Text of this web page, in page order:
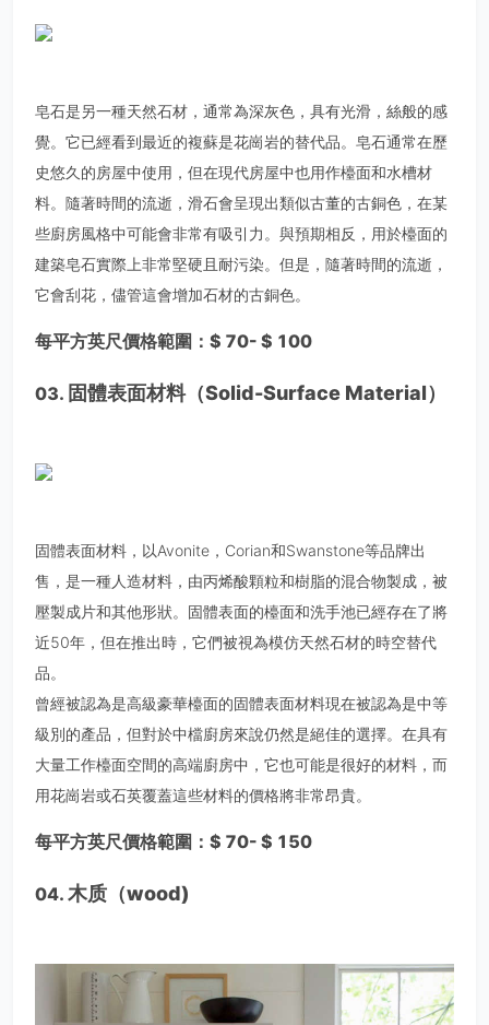
皂石是另一種天然石材，通常為深灰色，具有光滑，絲般的感
覺。它已經看到最近的複蘇是花崗岩的替代品。皂石通常在歷
史悠久的房屋中使用，但在現代房屋中也用作檯面和水槽材
料。隨著時間的流逝，滑石會呈現出類似古董的古銅色，在某
些廚房風格中可能會非常有吸引力。與預期相反，用於檯面的
建築皂石實際上非常堅硬且耐污染。但是，隨著時間的流逝，
它會刮花，儘管這會增加石材的古銅色。
每平方英尺價格範圍：$ 70- $ 100
03. 固體表面材料（Solid-Surface Material）
固體表面材料，以Avonite，Corian和Swanstone等品牌出
售，是一種人造材料，由丙烯酸顆粒和樹脂的混合物製成，被
壓製成片和其他形狀。固體表面的檯面和洗手池已經存在了將
近50年，但在推出時，它們被視為模仿天然石材的時空替代
品。
曾經被認為是高級豪華檯面的固體表面材料現在被認為是中等
級別的產品，但對於中檔廚房來說仍然是絕佳的選擇。在具有
大量工作檯面空間的高端廚房中，它也可能是很好的材料，而
用花崗岩或石英覆蓋這些材料的價格將非常昂貴。
每平方英尺價格範圍：$ 70- $ 150
04. 木质（wood)